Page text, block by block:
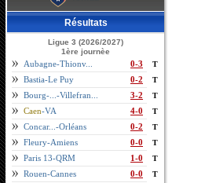
Résultats
Ligue 3 (2026/2027)
1ère journèe
Aubagne-Thionv... 0-3 T
Bastia-Le Puy 0-2 T
Bourg-...-Villefran... 3-2 T
Caen-VA 4-0 T
Concar...-Orléans 0-2 T
Fleury-Amiens 0-0 T
Paris 13-QRM 1-0 T
Rouen-Cannes 0-0 T